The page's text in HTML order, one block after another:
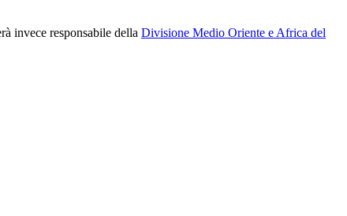
invece responsabile della Divisione Medio Oriente e Africa del